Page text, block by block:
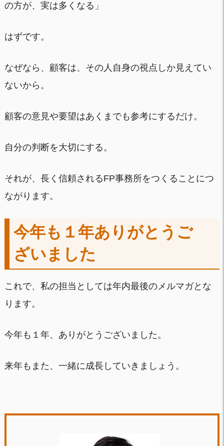
の方が、実は多くなる」
はずです。
なぜなら、顧客は、その人自身の視点しか見えてい
ないから。
顧客の意見や要望はあくまでも参考にするだけ。
自分の判断を大切にする。
それが、長く信頼されるFP事務所をつくることにつ
ながります。
今年も１年ありがとうご
ざいました
これで、私の担当としては年内最後のメルマガとな
ります。
今年も１年、ありがとうございました。
来年もまた、一緒に成長していきましょう。